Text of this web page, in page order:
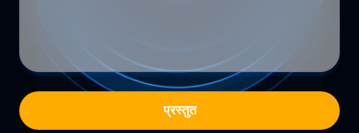
प्रस्तुत